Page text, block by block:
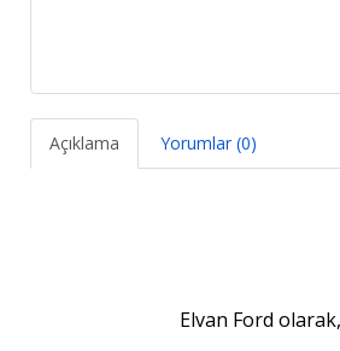
Açıklama Yorumlar (0)
Elvan Ford